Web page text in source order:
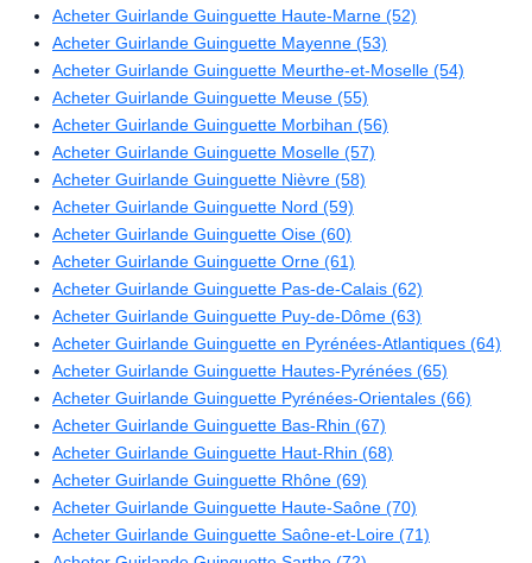
Acheter Guirlande Guinguette Haute-Marne (52)
Acheter Guirlande Guinguette Mayenne (53)
Acheter Guirlande Guinguette Meurthe-et-Moselle (54)
Acheter Guirlande Guinguette Meuse (55)
Acheter Guirlande Guinguette Morbihan (56)
Acheter Guirlande Guinguette Moselle (57)
Acheter Guirlande Guinguette Nièvre (58)
Acheter Guirlande Guinguette Nord (59)
Acheter Guirlande Guinguette Oise (60)
Acheter Guirlande Guinguette Orne (61)
Acheter Guirlande Guinguette Pas-de-Calais (62)
Acheter Guirlande Guinguette Puy-de-Dôme (63)
Acheter Guirlande Guinguette en Pyrénées-Atlantiques (64)
Acheter Guirlande Guinguette Hautes-Pyrénées (65)
Acheter Guirlande Guinguette Pyrénées-Orientales (66)
Acheter Guirlande Guinguette Bas-Rhin (67)
Acheter Guirlande Guinguette Haut-Rhin (68)
Acheter Guirlande Guinguette Rhône (69)
Acheter Guirlande Guinguette Haute-Saône (70)
Acheter Guirlande Guinguette Saône-et-Loire (71)